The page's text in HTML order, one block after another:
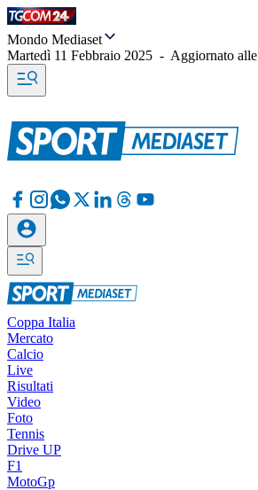
Mondo Mediaset
Martedì 11 Febbraio 2025 - Aggiornato alle
Coppa Italia
Mercato
Calcio
Live
Risultati
Video
Foto
Tennis
Drive UP
F1
MotoGp